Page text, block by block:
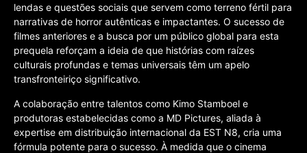
lendas e questões sociais que servem como terreno fértil para
narrativas de horror autênticas e impactantes. O sucesso de
filmes anteriores e a busca por um público global para esta
prequela reforçam a ideia de que histórias com raízes
culturais profundas e temas universais têm um apelo
transfronteiriço significativo.
A colaboração entre talentos como Kimo Stamboel e
produtoras estabelecidas como a MD Pictures, aliada à
expertise em distribuição internacional da EST N8, cria uma
fórmula potente para o sucesso. À medida que o cinema